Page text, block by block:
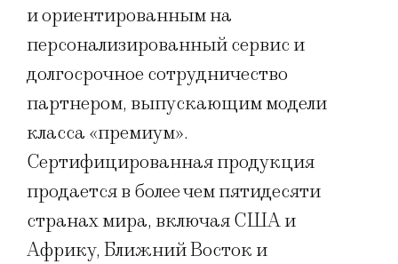
и ориентированным на
персонализированный сервис и
долгосрочное сотрудничество
партнером, выпускающим модели
класса «премиум».
Сертифицированная продукция
продается в более чем пятидесяти
странах мира, включая США и
Африку, Ближний Восток и